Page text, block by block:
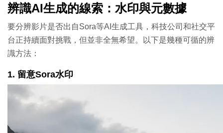
辨識AI生成的線索：水印與元數據
要分辨影片是否出自Sora等AI生成工具，科技公司和社交平
台正持續面對挑戰，但並非全無希望。以下是幾種可循的辨
識方法：
1. 留意Sora水印